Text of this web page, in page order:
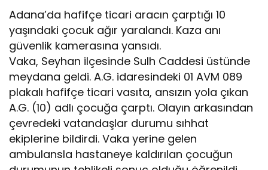
Adana’da hafifçe ticari aracın çarptığı 10
yaşındaki çocuk ağır yaralandı. Kaza anı
güvenlik kamerasına yansıdı.
Vaka, Seyhan ilçesinde Sulh Caddesi üstünde
meydana geldi. A.G. idaresindeki 01 AVM 089
plakalı hafifçe ticari vasıta, ansızın yola çıkan
A.G. (10) adlı çocuğa çarptı. Olayın arkasından
çevredeki vatandaşlar durumu sıhhat
ekiplerine bildirdi. Vaka yerine gelen
ambulansla hastaneye kaldırılan çocuğun